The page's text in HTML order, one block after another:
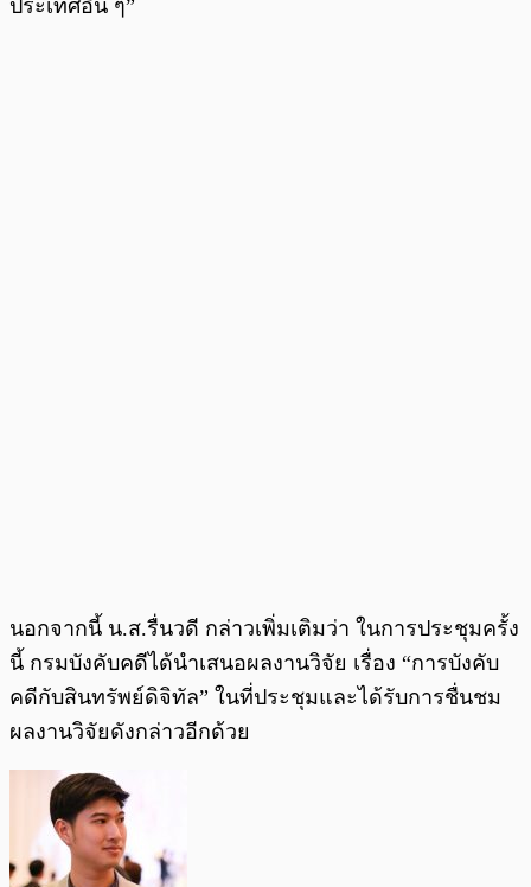
ประเทศอื่น ๆ”
นอกจากนี้ น.ส.รื่นวดี กล่าวเพิ่มเติมว่า ในการประชุมครั้ง
นี้ กรมบังคับคดีได้นำเสนอผลงานวิจัย เรื่อง “การบังคับ
คดีกับสินทรัพย์ดิจิทัล” ในที่ประชุมและได้รับการชื่นชม
ผลงานวิจัยดังกล่าวอีกด้วย